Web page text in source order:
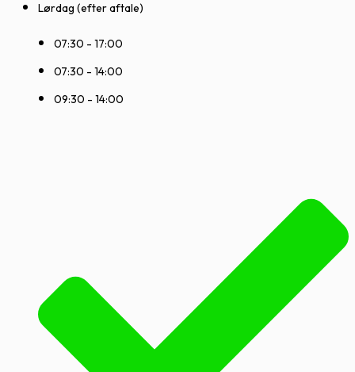
Lørdag (efter aftale)
07:30 - 17:00
07:30 - 14:00
09:30 - 14:00